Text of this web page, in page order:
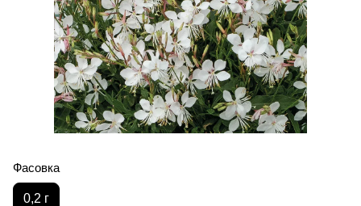
Фасовка
0,2 г